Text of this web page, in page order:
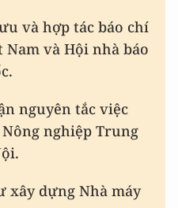
và hợp tác báo chí
và Hội nhà báo
nguyên tắc việc
nghiệp Trung
xây dựng Nhà máy